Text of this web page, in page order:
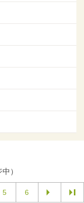
）
5 6